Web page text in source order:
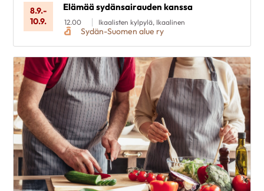
8.9.-
10.9.
Elämää sydänsairauden kanssa
12.00 Ikaalisten kylpylä, Ikaalinen
Sydän-Suomen alue ry